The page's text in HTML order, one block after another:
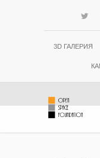
3D ГАЛЕРИЯ